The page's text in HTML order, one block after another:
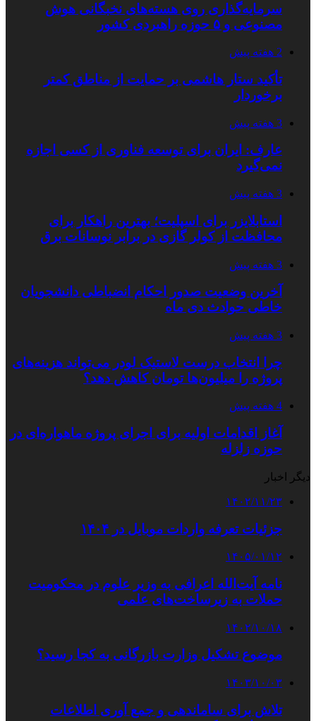
سرمایه‌گذاری روی هسته‌های نخبگانی هوش
مصنوعی و ۵ حوزه راهبردی کشور
2 هفته پیش
تأکید ستار هاشمی بر حمایت از مناطق کمتر
برخوردار
3 هفته پیش
عارف: ایران برای توسعه فناوری از کسی اجازه
نمی‌گیرد
3 هفته پیش
استابلایزر برای اسپلیت؛ بهترین راهکار برای
محافظت از کولر گازی در برابر نوسانات برق
3 هفته پیش
آخرین وضعیت صدور احکام انضباطی دانشجویان
خاطی حوادث دی ماه
3 هفته پیش
چرا انتخاب درست لاستیک لودر می‌تواند هزینه‌های
پروژه را میلیون‌ها تومان کاهش دهد؟
4 هفته پیش
آغاز اقدامات اولیه برای اجرای پروژه ماهواره‌ای در
حوزه زلزله
دیگر اخبار
۱۴۰۲/۱۱/۲۳
جزئیات تعرفه واردات موبایل در ۱۴۰۴
۱۴۰۵/۰۱/۱۲
نامه آیت‌الله اعرافی به وزیر علوم در محکومیت
حملات به زیرساخت‌های علمی
۱۴۰۲/۱۰/۱۸
موضوع تشکیل وزارت بازرگانی به کجا رسید؟
۱۴۰۳/۱۰/۰۳
تلاش برای ساماندهی و جمع آوری اطلاعات